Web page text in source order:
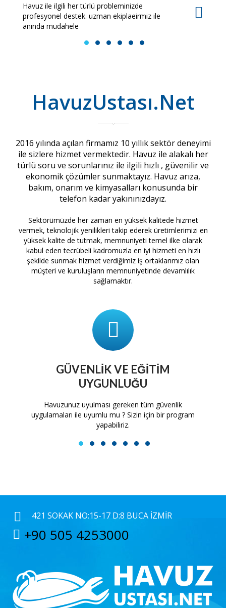
Havuz ile ilgili her türlü probleminizde
profesyonel destek. uzman ekiplaeirmiz ile
anında müdahele
1 2 3 4 5 6
HavuzUstası.Net
2016 yılında açılan firmamız 10 yıllık sektör deneyimi
ile sizlere hizmet vermektedir. Havuz ile alakalı her
türlü soru ve sorunlarınız ile ilgili hızlı , güvenilir ve
ekonomik çözümler sunmaktayız. Havuz arıza,
bakım, onarım ve kimyasalları konusunda bir
telefon kadar yakınınızdayız.
Sektörümüzde her zaman en yüksek kalitede hizmet
vermek, teknolojik yenilikleri takip ederek üretimlerimizi en
yüksek kalite de tutmak, memnuniyeti temel ilke olarak
kabul eden tecrübeli kadromuzla en iyi hizmeti en hızlı
şekilde sunmak hizmet verdiğimiz iş ortaklarımız olan
müşteri ve kuruluşların memnuniyetinde devamlılık
sağlamaktır.
GÜVENLIK VE EĞITIM
UYGUNLUĞU
Havuzunuz uyulması gereken tüm güvenlik
uygulamaları ile uyumlu mu ? Sizin için bir program
yapabiliriz.
1 2 3 4 5 6 7
421 SOKAK NO:15-17 D:8 BUCA İZMIR
+90 505 4253000